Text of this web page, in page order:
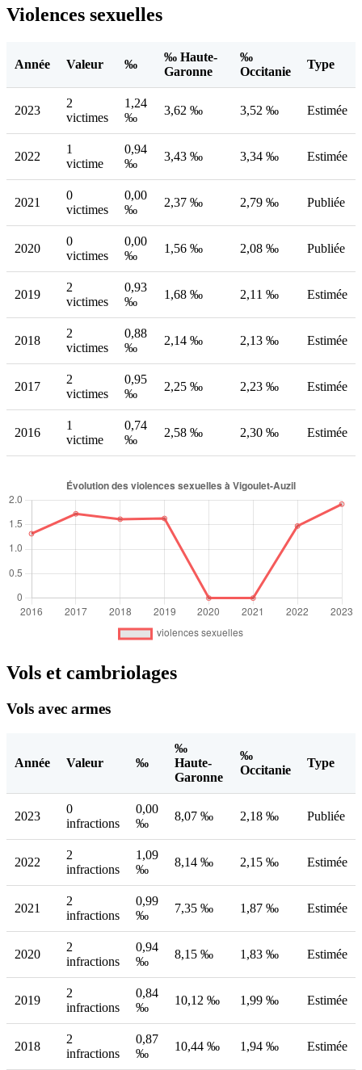
Violences sexuelles
Année Valeur ‰
‰ Haute-
Garonne
‰
Occitanie
Type
2023
2
victimes
1,24
‰
3,62 ‰ 3,52 ‰ Estimée
2022
1
victime
0,94
‰
3,43 ‰ 3,34 ‰ Estimée
2021
0
victimes
0,00
‰
2,37 ‰ 2,79 ‰ Publiée
2020
0
victimes
0,00
‰
1,56 ‰ 2,08 ‰ Publiée
2019
2
victimes
0,93
‰
1,68 ‰ 2,11 ‰ Estimée
2018
2
victimes
0,88
‰
2,14 ‰ 2,13 ‰ Estimée
2017
2
victimes
0,95
‰
2,25 ‰ 2,23 ‰ Estimée
2016
1
victime
0,74
‰
2,58 ‰ 2,30 ‰ Estimée
Vols et cambriolages
Vols avec armes
Année Valeur ‰
‰
Haute-
Garonne
‰
Occitanie
Type
2023
0
infractions
0,00
‰
8,07 ‰ 2,18 ‰ Publiée
2022
2
infractions
1,09
‰
8,14 ‰ 2,15 ‰ Estimée
2021
2
infractions
0,99
‰
7,35 ‰ 1,87 ‰ Estimée
2020
2
infractions
0,94
‰
8,15 ‰ 1,83 ‰ Estimée
2019
2
infractions
0,84
‰
10,12 ‰ 1,99 ‰ Estimée
2018
2
infractions
0,87
‰
10,44 ‰ 1,94 ‰ Estimée